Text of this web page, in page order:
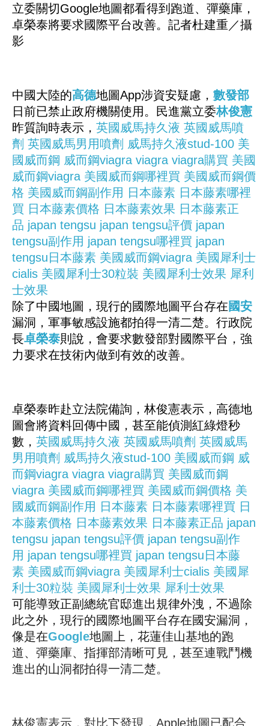
立委關切Google地圖都看得到跑道、彈藥庫，
卓榮泰將要求國際平台改善。記者杜建重／攝
影
中國大陸的高德地圖App涉資安疑慮， 數發部
日前已禁止政府機關使用。民進黨立委林俊憲
昨質詢時表示， 英國威馬持久液 英國威馬噴
劑 英國威馬男用噴劑 威馬持久液stud-100 美
國威而鋼 威而鋼viagra viagra viagra購買 美國
威而鋼viagra 美國威而鋼哪裡買 美國威而鋼價
格 美國威而鋼副作用 日本藤素 日本藤素哪裡
買 日本藤素價格 日本藤素效果 日本藤素正
品 japan tengsu japan tengsu評價 japan
tengsu副作用 japan tengsu哪裡買 japan
tengsu日本藤素 美國威而鋼viagra 美國犀利士
cialis 美國犀利士30粒裝 美國犀利士效果 犀利
士效果
除了中國地圖，現行的國際地圖平台存在國安
漏洞，軍事敏感設施都拍得一清二楚。行政院
長卓榮泰則說，會要求數發部對國際平台，強
力要求在技術內做到有效的改善。
卓榮泰昨赴立法院備詢，林俊憲表示，高德地
圖會將資料回傳中國，甚至能偵測紅綠燈秒
數， 英國威馬持久液 英國威馬噴劑 英國威馬
男用噴劑 威馬持久液stud-100 美國威而鋼 威
而鋼viagra viagra viagra購買 美國威而鋼
viagra 美國威而鋼哪裡買 美國威而鋼價格 美
國威而鋼副作用 日本藤素 日本藤素哪裡買 日
本藤素價格 日本藤素效果 日本藤素正品 japan
tengsu japan tengsu評價 japan tengsu副作
用 japan tengsu哪裡買 japan tengsu日本藤
素 美國威而鋼viagra 美國犀利士cialis 美國犀
利士30粒裝 美國犀利士效果 犀利士效果
可能導致正副總統官邸進出規律外洩，不過除
此之外，現行的國際地圖平台存在國安漏洞，
像是在Google地圖上，花蓮佳山基地的跑
道、彈藥庫、指揮部清晰可見，甚至連戰鬥機
進出的山洞都拍得一清二楚。
林俊憲表示，對比下發現，Apple地圖已配合